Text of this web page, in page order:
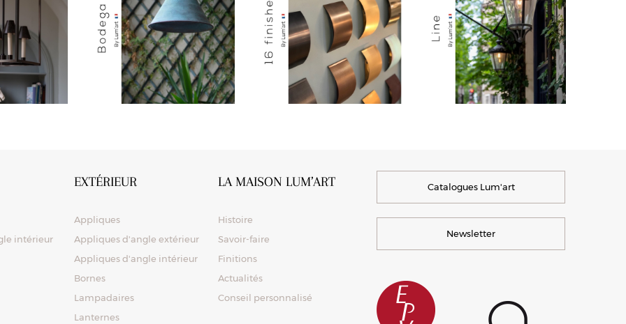
intérieur
EXTÉRIEUR
Appliques
Appliques d'angle extérieur
Appliques d'angle intérieur
Bornes
Lampadaires
Lanternes
LA MAISON LUM’ART
Histoire
Savoir-faire
Finitions
Actualités
Conseil personnalisé
Catalogues Lum'art
Newsletter